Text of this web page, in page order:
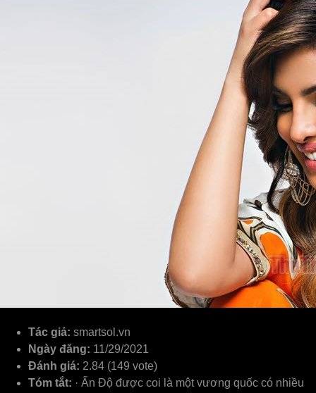
Tác giả: smartsol.vn
Ngày đăng: 11/29/2021
Đánh giá: 2.84 (149 vote)
Tóm tắt: · Ấn Độ được coi là một vương quốc có nhiều